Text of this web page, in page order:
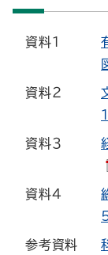
資料１
資料２
資料３
資料４
参考資料